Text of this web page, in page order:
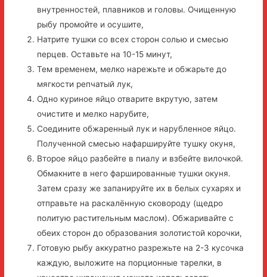
внутренностей, плавников и головы. Очищенную
рыбу промойте и осушите,
Натрите тушки со всех сторон солью и смесью
перцев. Оставьте на 10-15 минут,
Тем временем, мелко нарежьте и обжарьте до
мягкости репчатый лук,
Одно куриное яйцо отварите вкрутую, затем
очистите и мелко нарубите,
Соедините обжаренный лук и нарубленное яйцо.
Полученной смесью нафаршируйте тушку окуня,
Второе яйцо разбейте в пиалу и взбейте вилочкой.
Обмакните в него фаршированные тушки окуня.
Затем сразу же запанируйте их в белых сухарях и
отправьте на раскалённую сковороду (щедро
политую растительным маслом). Обжаривайте с
обеих сторон до образования золотистой корочки,
Готовую рыбу аккуратно разрежьте на 2-3 кусочка
каждую, выложите на порционные тарелки, в